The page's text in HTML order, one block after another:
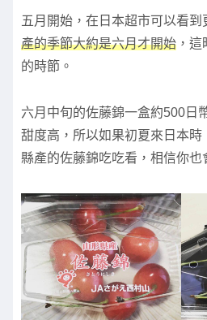
五月開始，在日本超市可以看到
產的季節大約是六月才開始 ，
的時節。
六月中旬的佐藤錦一盒約500日
甜度高，所以如果初夏來日本
縣產的佐藤錦吃吃看，相信你也